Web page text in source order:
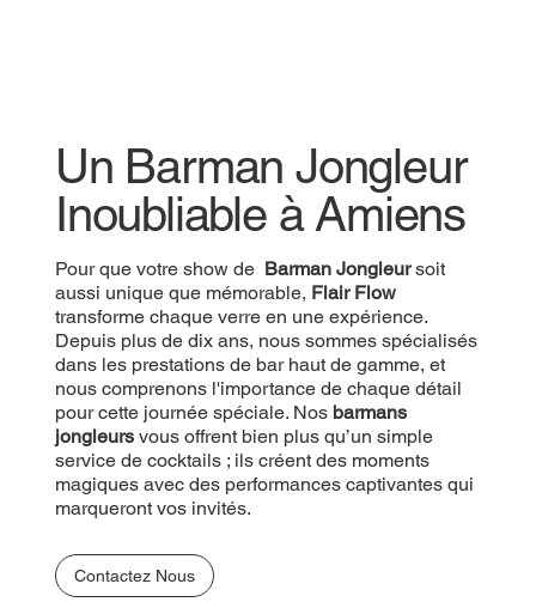
Un Barman Jongleur
Inoubliable à Amiens
Pour que votre show de Barman Jongleursoit
aussi unique que mémorable, Flair Flow
transforme chaque verre en une expérience.
Depuis plus de dix ans, nous sommes spécialisés
dans les prestations de bar haut de gamme, et
nous comprenons l'importance de chaque détail
pour cette journée spéciale. Nos barmans
jongleursvous offrent bien plus qu’un simple
service de cocktails ; ils créent des moments
magiques avec des performances captivantes qui
marqueront vos invités.
Contactez Nous